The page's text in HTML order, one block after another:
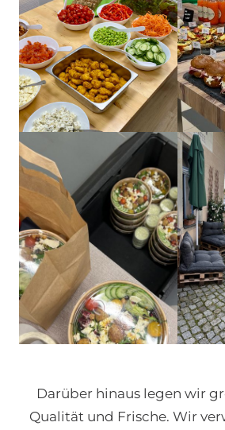
Darüber hinaus legen wir
Qualität und Frische. Wir